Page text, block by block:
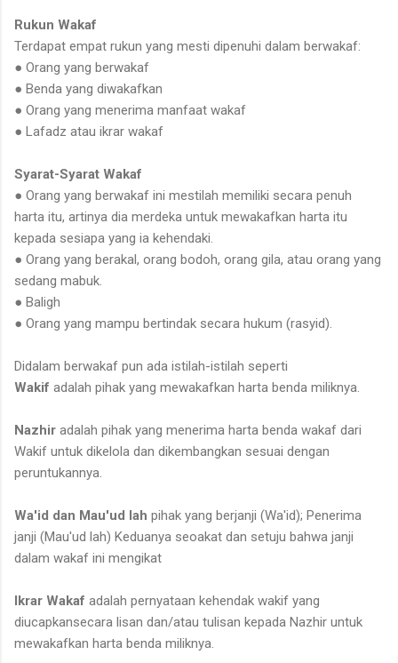
Rukun Wakaf
Terdapat empat rukun yang mesti dipenuhi dalam berwakaf:
● Orang yang berwakaf
● Benda yang diwakafkan
● Orang yang menerima manfaat wakaf
● Lafadz atau ikrar wakaf
Syarat-Syarat Wakaf
● Orang yang berwakaf ini mestilah memiliki secara penuh
harta itu, artinya dia merdeka untuk mewakafkan harta itu
kepada sesiapa yang ia kehendaki.
● Orang yang berakal, orang bodoh, orang gila, atau orang yang
sedang mabuk.
● Baligh
● Orang yang mampu bertindak secara hukum (rasyid).
Didalam berwakaf pun ada istilah-istilah seperti
Wakif adalah pihak yang mewakafkan harta benda miliknya.
Nazhir adalah pihak yang menerima harta benda wakaf dari
Wakif untuk dikelola dan dikembangkan sesuai dengan
peruntukannya.
Wa'id dan Mau'ud lah pihak yang berjanji (Wa'id); Penerima
janji (Mau'ud lah) Keduanya seoakat dan setuju bahwa janji
dalam wakaf ini mengikat
Ikrar Wakaf adalah pernyataan kehendak wakif yang
diucapkansecara lisan dan/atau tulisan kepada Nazhir untuk
mewakafkan harta benda miliknya.